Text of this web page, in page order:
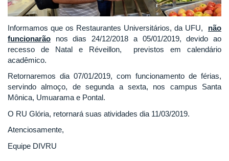
Informamos que os Restaurantes Universitários, da UFU, não
funcionarão nos dias 24/12/2018 a 05/01/2019, devido ao
recesso de Natal e Réveillon, previstos em calendário
acadêmico.
Retornaremos dia 07/01/2019, com funcionamento de férias,
servindo almoço, de segunda a sexta, nos campus Santa
Mônica, Umuarama e Pontal.
O RU Glória, retornará suas atividades dia 11/03/2019.
Atenciosamente,
Equipe DIVRU